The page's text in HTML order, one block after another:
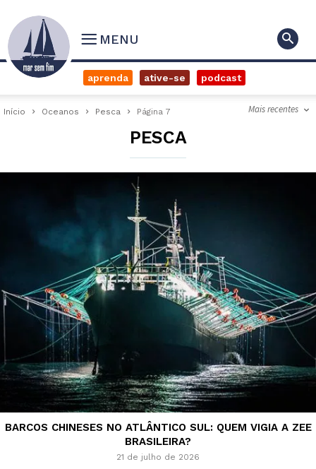
MENU
aprenda ative-se podcast
Início Oceanos Pesca Página 7 Mais recentes
PESCA
BARCOS CHINESES NO ATLÂNTICO SUL: QUEM VIGIA A ZEE
BRASILEIRA?
21 de julho de 2026